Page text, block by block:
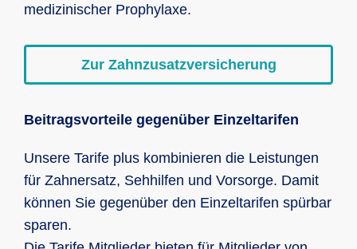
medizinischer Prophylaxe.
Zur Zahnzusatzversicherung
Beitragsvorteile gegenüber Einzeltarifen
Unsere Tarife plus kombinieren die Leistungen
für Zahnersatz, Sehhilfen und Vorsorge. Damit
können Sie gegenüber den Einzeltarifen spürbar
sparen.